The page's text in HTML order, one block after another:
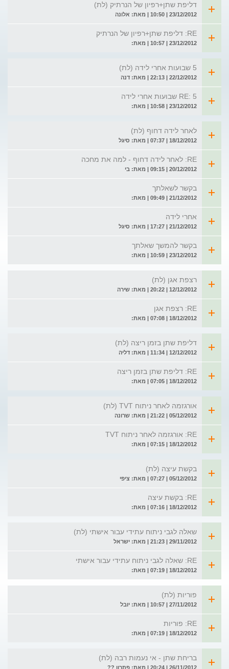
דליפת שתן+רפיון של הנרתיק (לת)
23/12/2012 | 10:50 | מאת: אלונה
RE: דליפת שתן+רפיון של הנרתיק
23/12/2012 | 10:57 | מאת:
5 שבועות אחרי לידה (לת)
22/12/2012 | 22:13 | מאת: דנה
RE: 5 שבועות אחרי לידה
23/12/2012 | 10:58 | מאת:
לאחר לידה דחוף (לת)
18/12/2012 | 07:37 | מאת: סיגל
RE: לאחר לידה דחוף - למה את מחכה
20/12/2012 | 09:15 | מאת: בי
בקשר לשאלתך
21/12/2012 | 09:49 | מאת:
אחרי לידה
21/12/2012 | 17:27 | מאת: סיגל
בקשר להמשך שאלתך
23/12/2012 | 10:59 | מאת:
רצפת אגן (לת)
12/12/2012 | 20:22 | מאת: שירה
RE: רצפת אגן
18/12/2012 | 07:08 | מאת:
דליפת שתן בזמן ריצה (לת)
12/12/2012 | 11:34 | מאת: דליה
RE: דליפת שתן בזמן ריצה
18/12/2012 | 07:05 | מאת:
אורגזמה לאחר ניתוח TVT (לת)
05/12/2012 | 21:22 | מאת: שרונה
RE: אורגזמה לאחר ניתוח TVT
18/12/2012 | 07:15 | מאת:
בקשת עיצה (לת)
05/12/2012 | 07:27 | מאת: ציפי
RE: בקשת עיצה
18/12/2012 | 07:16 | מאת:
שאלה לגבי ניתוח עתידי עבור אישתי (לת)
29/11/2012 | 21:23 | מאת: ישראל
RE: שאלה לגבי ניתוח עתידי עבור אישתי
18/12/2012 | 07:19 | מאת:
פוריות (לת)
27/11/2012 | 10:57 | מאת: יובל
RE: פוריות
18/12/2012 | 07:19 | מאת:
בריחת שתן - אי נעמות רבה (לת)
26/11/2012 | 20:24 | מאת: פתרון ??